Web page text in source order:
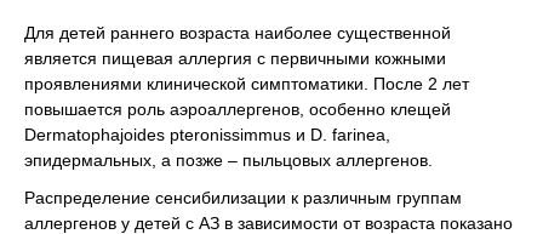
Для детей раннего возраста наиболее существенной
является пищевая аллергия с первичными кожными
проявлениями клинической симптоматики. После 2 лет
повышается роль аэроаллергенов, особенно клещей
Dermatophajoides pteronissimmus и D. farinea,
эпидермальных, а позже – пыльцовых аллергенов.
Распределение сенсибилизации к различным группам
аллергенов у детей с АЗ в зависимости от возраста показано